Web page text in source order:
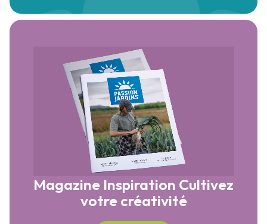
Magazine Inspiration Cultivez
votre créativité